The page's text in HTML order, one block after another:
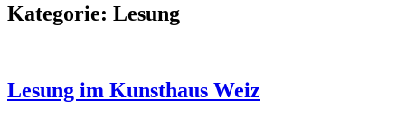
Kategorie: Lesung
Lesung im Kunsthaus Weiz